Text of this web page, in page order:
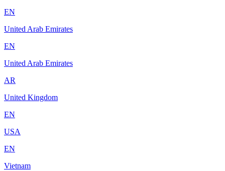
EN
United Arab Emirates
EN
United Arab Emirates
AR
United Kingdom
EN
USA
EN
Vietnam